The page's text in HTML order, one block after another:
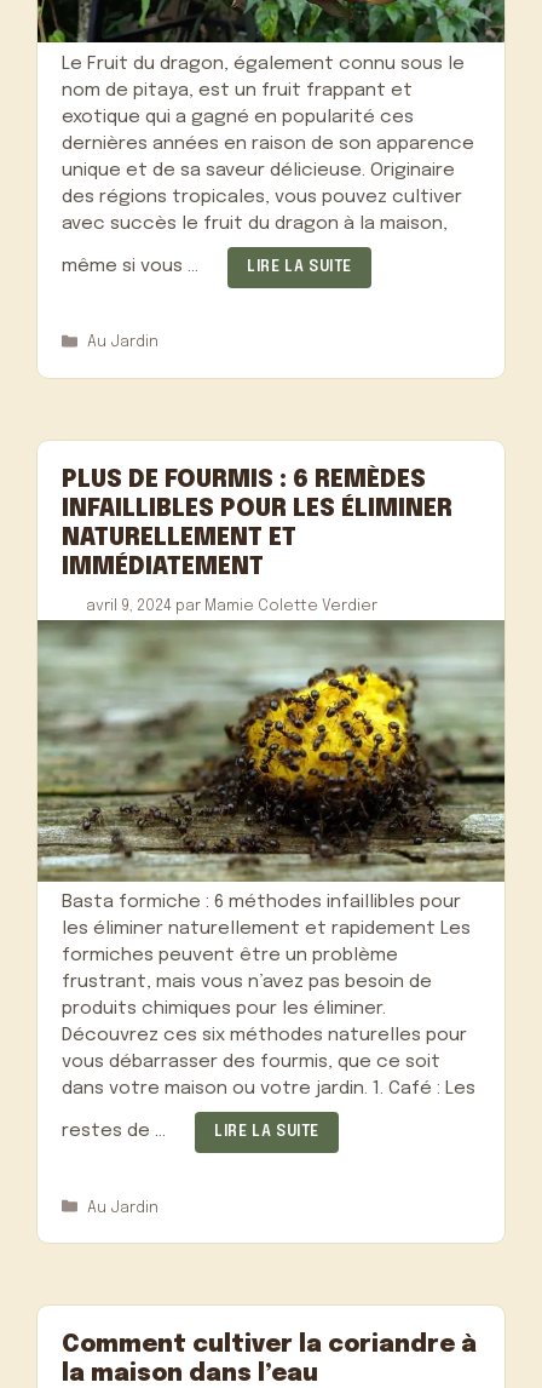
Le Fruit du dragon, également connu sous le
nom de pitaya, est un fruit frappant et
exotique qui a gagné en popularité ces
dernières années en raison de son apparence
unique et de sa saveur délicieuse. Originaire
des régions tropicales, vous pouvez cultiver
avec succès le fruit du dragon à la maison,
même si vous … LIRE LA SUITE
Catégories
Au Jardin
PLUS DE FOURMIS : 6 REMÈDES
INFAILLIBLES POUR LES ÉLIMINER
NATURELLEMENT ET
IMMÉDIATEMENT
avril 9, 2024 par Mamie Colette Verdier
Basta formiche : 6 méthodes infaillibles pour
les éliminer naturellement et rapidement Les
formiches peuvent être un problème
frustrant, mais vous n’avez pas besoin de
produits chimiques pour les éliminer.
Découvrez ces six méthodes naturelles pour
vous débarrasser des fourmis, que ce soit
dans votre maison ou votre jardin. 1. Café : Les
restes de … LIRE LA SUITE
Catégories
Au Jardin
Comment cultiver la coriandre à
la maison dans l’eau